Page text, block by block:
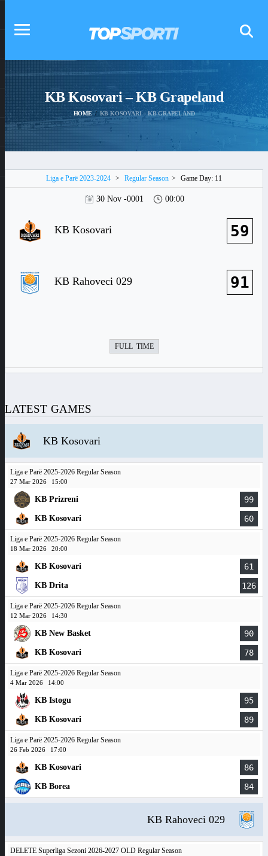
KB Kosovari – KB Grapeland
HOME KB KOSOVARI – KB GRAPELAND
Liga e Parë 2023-2024 > Regular Season > Game Day: 11
30 Nov -0001 00:00
KB Kosovari 59
KB Rahoveci 029 91
FULL TIME
LATEST GAMES
KB Kosovari
Liga e Parë 2025-2026 Regular Season
27 Mar 2026 15:00
KB Prizreni 99
KB Kosovari 60
Liga e Parë 2025-2026 Regular Season
18 Mar 2026 20:00
KB Kosovari 61
KB Drita 126
Liga e Parë 2025-2026 Regular Season
12 Mar 2026 14:30
KB New Basket 90
KB Kosovari 78
Liga e Parë 2025-2026 Regular Season
4 Mar 2026 14:00
KB Istogu 95
KB Kosovari 89
Liga e Parë 2025-2026 Regular Season
26 Feb 2026 17:00
KB Kosovari 86
KB Borea 84
KB Rahoveci 029
DELETE Superliga Sezoni 2026-2027 OLD Regular Season